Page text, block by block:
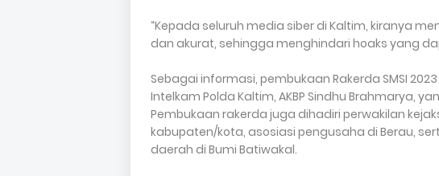
“Kepada seluruh media siber di Kaltim, kiranya
dan akurat, sehingga menghindari hoaks yang
Sebagai informasi, pembukaan Rakerda SMSI
Intelkam Polda Kaltim, AKBP Sindhu Brahmarya,
Pembukaan rakerda juga dihadiri perwakilan
kabupaten/kota, asosiasi pengusaha di Berau,
daerah di Bumi Batiwakal.